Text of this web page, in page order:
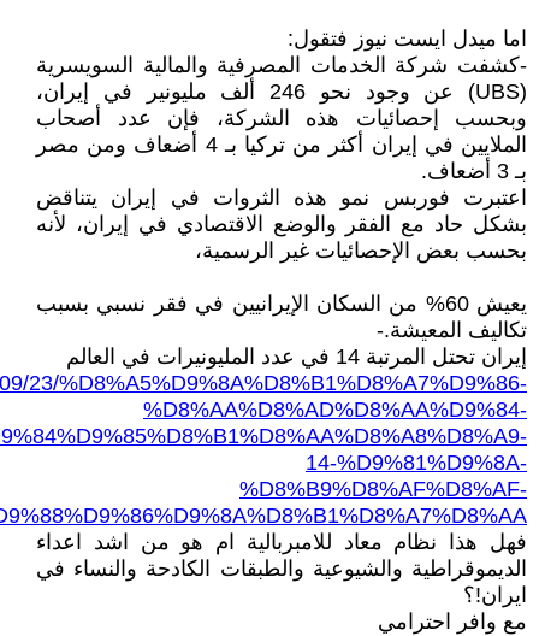
اما ميدل ايست نيوز فتقول:
-كشفت شركة الخدمات المصرفية والمالية السويسرية
(UBS) عن وجود نحو 246 ألف مليونير في إيران،
وبحسب إحصائيات هذه الشركة، فإن عدد أصحاب
الملايين في إيران أكثر من تركيا بـ 4 أضعاف ومن مصر
بـ 3 أضعاف.
اعتبرت فوربس نمو هذه الثروات في إيران يتناقض
بشكل حاد مع الفقر والوضع الاقتصادي في إيران، لأنه
بحسب بعض الإحصائيات غير الرسمية،
يعيش 60% من السكان الإيرانيين في فقر نسبي بسبب
تكاليف المعيشة.-
إيران تحتل المرتبة 14 في عدد المليونيرات في العالم
23/%D8%A5%D9%8A%D8%B1%D8%A7%D9%86-
%D8%AA%D8%AD%D8%AA%D9%84-
14-%D9%81%D9%8A-
%D8%B9%D8%AF%D8%AF-
فهل هذا نظام معاد للامبربالية ام هو من اشد اعداء
الديموقراطية والشيوعية والطبقات الكادحة والنساء في
ايران!؟
مع وافر احترامي